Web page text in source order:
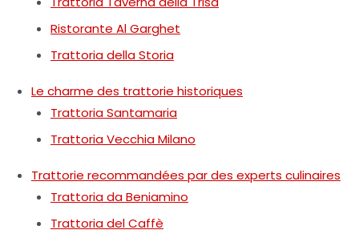
Ristorante Al Garghet
Trattoria della Storia
Le charme des trattorie historiques
Trattoria Santamaria
Trattoria Vecchia Milano
Trattorie recommandées par des experts culinaires
Trattoria da Beniamino
Trattoria del Caffè